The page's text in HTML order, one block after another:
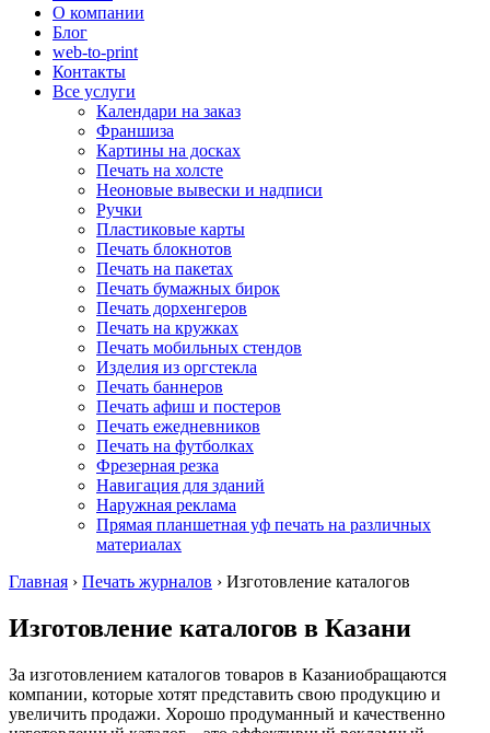
О компании
Блог
web-to-print
Контакты
Все услуги
Календари на заказ
Франшиза
Картины на досках
Печать на холсте
Неоновые вывески и надписи
Ручки
Пластиковые карты
Печать блокнотов
Печать на пакетах
Печать бумажных бирок
Печать дорхенгеров
Печать на кружках
Печать мобильных стендов
Изделия из оргстекла
Печать баннеров
Печать афиш и постеров
Печать ежедневников
Печать на футболках
Фрезерная резка
Навигация для зданий
Наружная реклама
Прямая планшетная уф печать на различных
материалах
Главная › Печать журналов › Изготовление каталогов
Изготовление каталогов в Казани
За изготовлением каталогов товаров в Казаниобращаются
компании, которые хотят представить свою продукцию и
увеличить продажи. Хорошо продуманный и качественно